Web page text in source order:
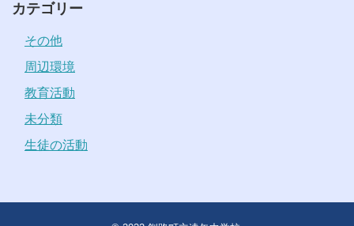
カテゴリー
その他
周辺環境
教育活動
未分類
生徒の活動